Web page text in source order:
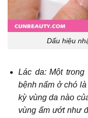
Dấu hiệu
Lác da: Một
bệnh nấm ở chó
kỳ vùng da nào
vùng ẩm ướt như